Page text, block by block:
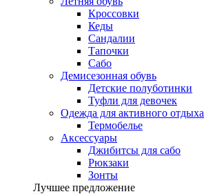
Кроссовки
Кеды
Сандалии
Тапочки
Сабо
Демисезонная обувь
Детские полуботинки
Туфли для девочек
Одежда для активного отдыха
Термобелье
Аксессуары
Джибитсы для сабо
Рюкзаки
Зонты
Лучшее предложение